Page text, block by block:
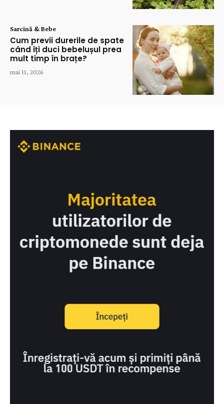
Sarcină & Bebe
Cum previi durerile de spate
când îți duci bebelușul prea
mult timp în brațe?
mai 11, 2026